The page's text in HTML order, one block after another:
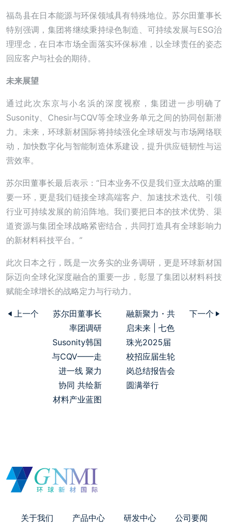
福岛县在日本能源与环保领域具有特殊地位。苏尔田董事长
特别强调，集团将继续秉持绿色制造、可持续发展与ESG治
理理念，在日本市场全面落实环保标准，以全球责任的姿态
回应客户与社会的期待。
未来展望
通过此次东京与小名浜的深度视察，集团进一步明确了
Susonity、Chesir与CQV等全球业务单元之间的协同创新潜
力。未来，环球新材国际将持续强化全球研发与市场网络联
动，加快数字化与智能制造体系建设，提升供应链韧性与运
营效率。
苏尔田董事长最后表示：“日本业务不仅是我们亚太战略的重
要一环，更是我们链接全球高端客户、加速技术迭代、引领
行业可持续发展的前沿阵地。我们要把日本的技术优势、渠
道资源与集团全球战略紧密结合，共同打造具有全球影响力
的新材料科技平台。”
此次日本之行，既是一次务实的业务调研，更是环球新材国
际迈向全球化深度融合的重要一步，彰显了集团以材料科技
赋能全球增长的战略定力与行动力。
上一个
苏尔田董事长
率团调研
Susonity韩国
与CQV——走
进一线 聚力
协同 共绘新
材料产业蓝图
融新聚力・共
启未来 | 七色
珠光2025届
校招应届生轮
岗总结报告会
圆满举行
下一个
关于我们 产品中心 研发中心 公司要闻